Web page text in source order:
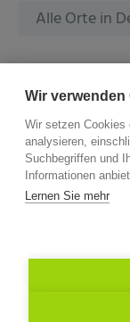
Alle Orte in
Alle
©2026 –ZVG
Wir verwenden
Wir setzen Cookies
analysieren,
Suchbegriffen und
Informationen
Lernen Sie mehr